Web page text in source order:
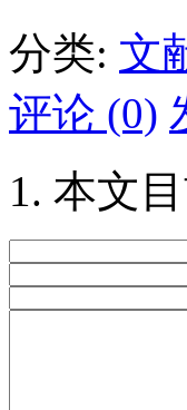
分类: 文
评论 (0)
本文